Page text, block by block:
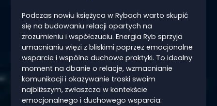
Podczas nowiu księżyca w Rybach warto skupić
się na budowaniu relacji opartych na
zrozumieniu i współczuciu. Energia Ryb sprzyja
umacnianiu więzi z bliskimi poprzez emocjonalne
wsparcie i wspólne duchowe praktyki. To idealny
moment na dbanie o relacje, wzmacnianie
komunikacji i okazywanie troski swoim
najbliższym, zwłaszcza w kontekście
emocjonalnego i duchowego wsparcia.